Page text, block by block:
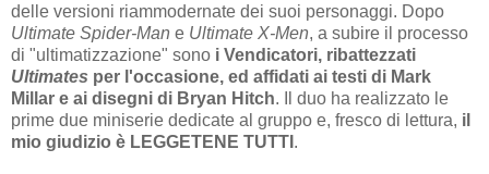
delle versioni riammodernate dei suoi personaggi. Dopo
Ultimate Spider-Man e Ultimate X-Men, a subire il processo
di "ultimatizzazione" sono i Vendicatori, ribattezzati
Ultimates per l'occasione, ed affidati ai testi di Mark
Millar e ai disegni di Bryan Hitch. Il duo ha realizzato le
prime due miniserie dedicate al gruppo e, fresco di lettura, il
mio giudizio è LEGGETENE TUTTI .